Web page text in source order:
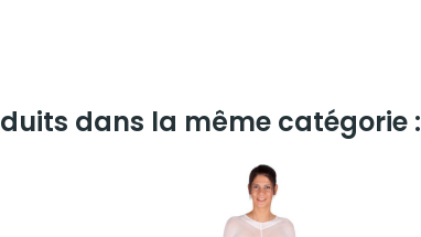
dans la même catégorie :